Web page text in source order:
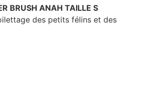
BRUSH ANAH TAILLE S
des petits félins et des